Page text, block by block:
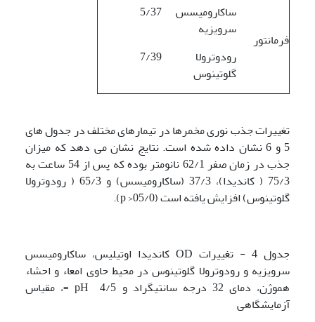
فرمانتور
ساکارومیسس
سرویزیه
5/37
رودوترولا
گلوتینوس
7/39
تغییرات جذب نوری مخمرها در تیمارهای مختلف در جدول های
5 و 6 نشان داده شده است. نتایج نشان می دهد که میزان
جذب در زمان صفر 62/1 نانومتر بوده که پس از 54 ساعت به
75/3 ( کاندیدا)، 37/3 (ساکارومیسس) و 65/3 ( رودوترولا
گلوتینوس) افزایش یافته است (05/0< p).
جدول 4 - تغییرات OD کاندیدا اوتیلیس، ساکارومیسس
سرویزیه و رودوترولا گلوتینوس در محیط حاوی امعاء و احشاء
هموژن، دمای 32 درجه سانتیگراد و 4/5 pH =، مقیاس
آزمایشگاهی